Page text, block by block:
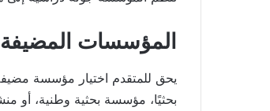
المؤسسات المضيفة
يحق للمتقدم اختيار مؤسسة
بحثيًا، مؤسسة بحثية وطنية،